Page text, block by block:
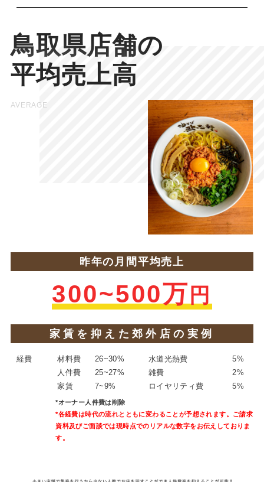
鳥取県店舗の
平均売上高
AVERAGE
昨年の月間平均売上
300~500万 円
家賃を抑えた郊外店の実例
経費 材料費 26~30% 水道光熱費
5%
人件費
25~27% 雑費
2%
家賃
7~9% ロイヤリティ費 5%
*オーナー人件費は削除
*各経費は時代の流れとともに変わることが予想されます。ご請求
資料及びご面談では現時点でのリアルな数字をお伝えしておりま
す。